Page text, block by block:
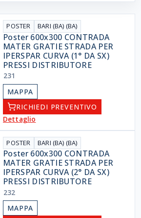
POSTER BARI (BA) (BA)
Poster 600x300 CONTRADA
MATER GRATIE STRADA PER
IPERSPAR CURVA (1° DA SX)
PRESSI DISTRIBUTORE
231
MAPPA
RICHIEDI PREVENTIVO
Dettaglio
POSTER BARI (BA) (BA)
Poster 600x300 CONTRADA
MATER GRATIE STRADA PER
IPERSPAR CURVA (2° DA SX)
PRESSI DISTRIBUTORE
232
MAPPA